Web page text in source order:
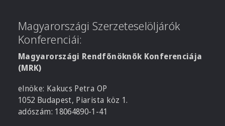
Magyarországi Szerzeteselöljárók
Konferenciái:
Magyarországi Rendfőnöknők Konferenciája
(MRK)
elnöke: Kakucs Petra OP
1052 Budapest, Piarista köz 1.
adószám: 18064890-1-41